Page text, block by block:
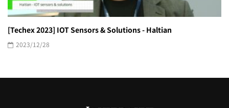
[Techex 2023] IOT Sensors & Solutions - Haltian
2023/12/28